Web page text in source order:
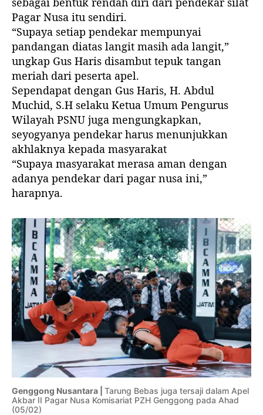
Pagar Nusa itu sendiri.
“Supaya setiap pendekar mempunyai
pandangan diatas langit masih ada langit,”
ungkap Gus Haris disambut tepuk tangan
meriah dari peserta apel.
Sependapat dengan Gus Haris, H. Abdul
Muchid, S.H selaku Ketua Umum Pengurus
Wilayah PSNU juga mengungkapkan,
seyogyanya pendekar harus menunjukkan
akhlaknya kepada masyarakat
“Supaya masyarakat merasa aman dengan
adanya pendekar dari pagar nusa ini,”
harapnya.
Genggong Nusantara | Tarung Bebas juga tersaji dalam Apel
Akbar II Pagar Nusa Komisariat PZH Genggong pada Ahad
(05/02)